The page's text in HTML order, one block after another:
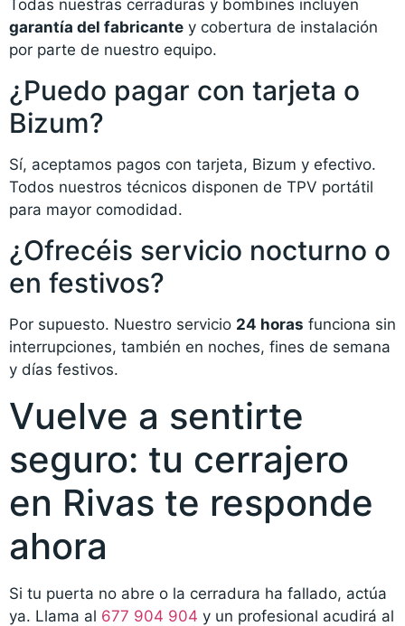
Todas nuestras cerraduras y bombines incluyen
garantía del fabricante y cobertura de instalación
por parte de nuestro equipo.
¿Puedo pagar con tarjeta o
Bizum?
Sí, aceptamos pagos con tarjeta, Bizum y efectivo.
Todos nuestros técnicos disponen de TPV portátil
para mayor comodidad.
¿Ofrecéis servicio nocturno o
en festivos?
Por supuesto. Nuestro servicio 24 horas funciona sin
interrupciones, también en noches, fines de semana
y días festivos.
Vuelve a sentirte
seguro: tu cerrajero
en Rivas te responde
ahora
Si tu puerta no abre o la cerradura ha fallado, actúa
ya. Llama al 677 904 904 y un profesional acudirá al